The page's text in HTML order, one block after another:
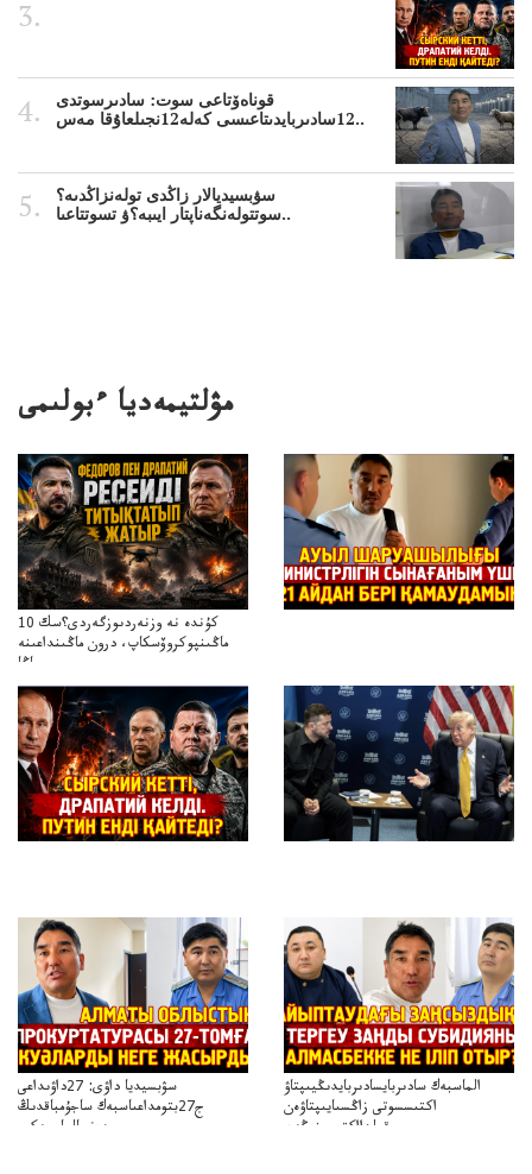
قوناەۆتاعى سوت: سادىرسوتدى
12سادىربايدىتاعىسى كەلە12نجىلعاۇقا مەس..
سۋبسيديالار زاڭدى تولەنزاڭدىە؟
سوتتولەنگەناپتار ايىبە؟ۋ تسوتتاعىا..
مۋلتيمەديا ءبولىمى
10 كۇندە نە وزنەردىوزگەردى؟سك
ماڭىنپوكروۆسكاپ، درون ماڭىنداعىنە
جاڭا
باقاساپباسشىنىدرونكتيكاسوعىسىجانەجاڭاباسقولباسشىنىڭتاكتيكاسى
سۋبسيديا داۋى: 27داۋىداعى
ج27بتومداعىاسبەك ساجۇمباقدىڭ
دەنسالماسبەكىر
الماسبەك سادىربايسادىربايدىڭيىپتاۋ
اكتىسسوتى زاڭسىايىپتاۋەن
قولدااكتىسىنىڭەن